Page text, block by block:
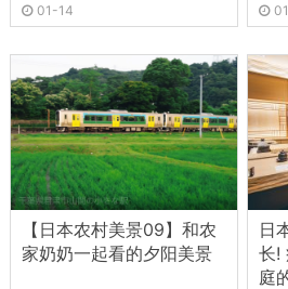
01-14
【日本农村美景09】和农
家奶奶一起看的夕阳美景
日
长!
庭